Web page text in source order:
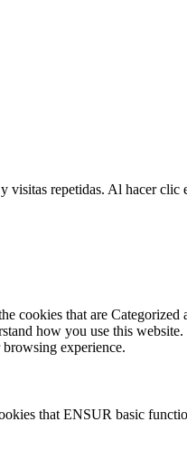
visitas repetidas. Al hacer
that are Categorized
how you use this
experience.
that ENSUR basic